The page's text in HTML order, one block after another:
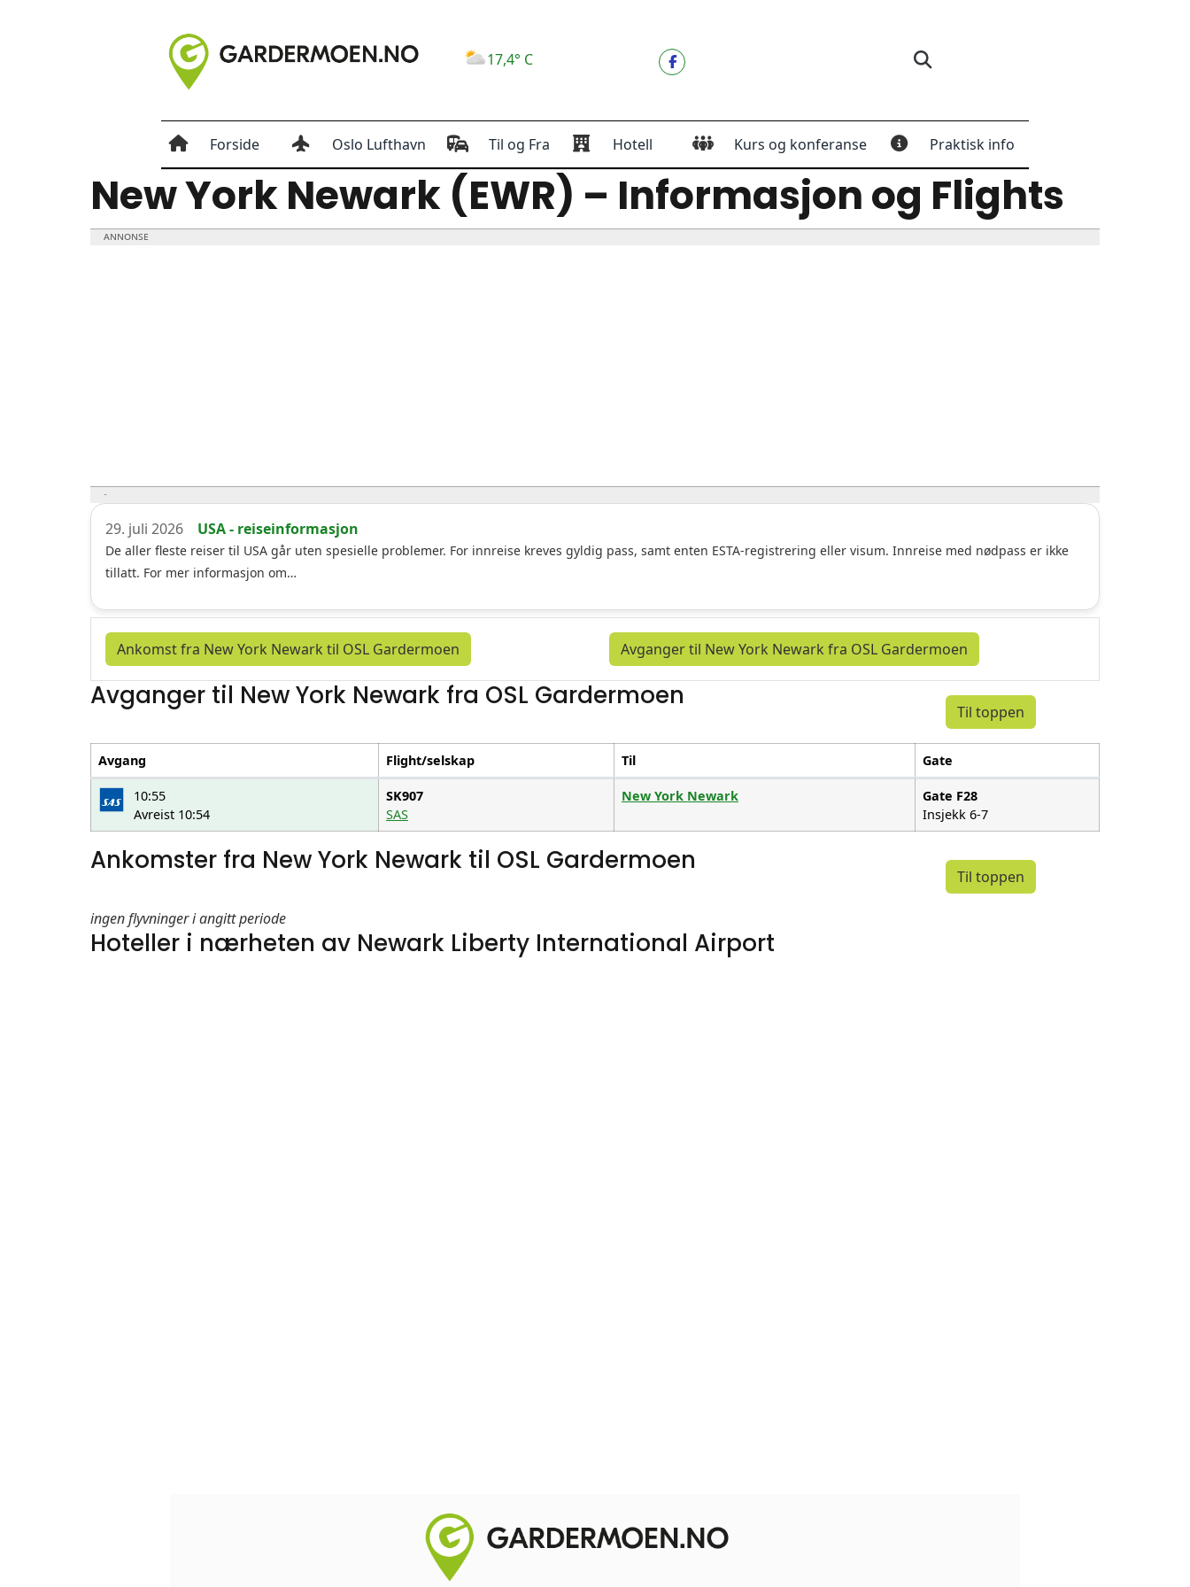
17,4° C
Forside Oslo Lufthavn Til og Fra Hotell Kurs og konferanse Praktisk info
New York Newark (EWR) – Informasjon og Flights
29. juli 2026 USA - reiseinformasjon
De aller fleste reiser til USA går uten spesielle problemer. For innreise kreves gyldig pass, samt enten ESTA-registrering eller visum. Innreise med nødpass er ikke
tillatt. For mer informasjon om…
Ankomst fra New York Newark til OSL Gardermoen Avganger til New York Newark fra OSL Gardermoen
Avganger til New York Newark fra OSL Gardermoen
Til toppen
Avgang Flight/selskap Til Gate
10:55
Avreist 10:54
SK907
SAS
New York Newark Gate F28
Insjekk 6-7
Ankomster fra New York Newark til OSL Gardermoen
Til toppen
ingen flyvninger i angitt periode
Hoteller i nærheten av Newark Liberty International Airport